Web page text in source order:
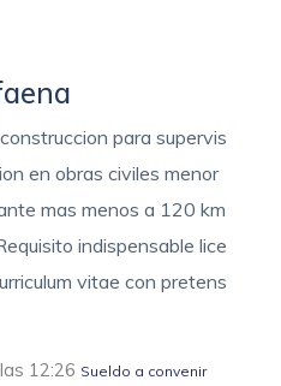
para supervis
en obras civiles menor
mas menos a 120 km
indispensable lice
vitae con pretens
12:26 Sueldo a convenir